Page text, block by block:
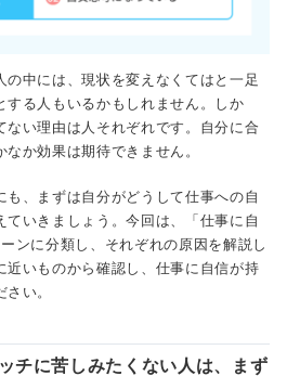
の中には、現状を変えなくてはと一足
する人もいるかもしれません。しか
ない理由は人それぞれです。自分に合
か効果は期待できません。
も、まずは自分がどうして仕事への自
ていきましょう。今回は、「仕事に自
ンに分類し、それぞれの原因を解説し
近いものから確認し、仕事に自信が持
い。
チに苦しみたくない人は、まず